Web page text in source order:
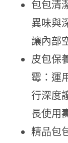
包包清
異味與
讓內部
皮包保
霉：運
行深度
長使用
精品包